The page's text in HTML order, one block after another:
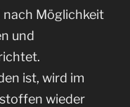
nach Möglichkeit
und
ist, wird im
wieder